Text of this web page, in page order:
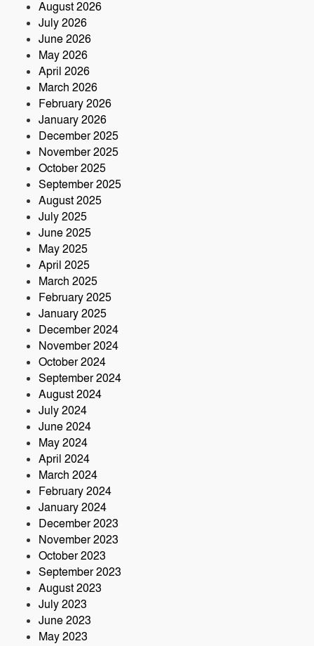
August 2026
July 2026
June 2026
May 2026
April 2026
March 2026
February 2026
January 2026
December 2025
November 2025
October 2025
September 2025
August 2025
July 2025
June 2025
May 2025
April 2025
March 2025
February 2025
January 2025
December 2024
November 2024
October 2024
September 2024
August 2024
July 2024
June 2024
May 2024
April 2024
March 2024
February 2024
January 2024
December 2023
November 2023
October 2023
September 2023
August 2023
July 2023
June 2023
May 2023